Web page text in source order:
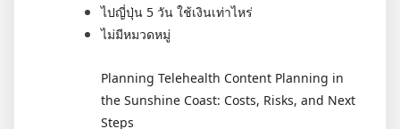
ไปญี่ปุ่น 5 วัน ใช้เงินเท่าไหร่
ไม่มีหมวดหมู่
Planning Telehealth Content Planning in
the Sunshine Coast: Costs, Risks, and Next
Steps